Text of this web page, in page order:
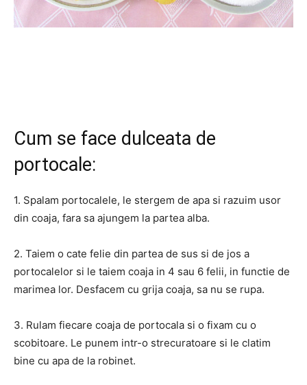
Cum se face dulceata de
portocale:
1. Spalam portocalele, le stergem de apa si razuim usor
din coaja, fara sa ajungem la partea alba.
2. Taiem o cate felie din partea de sus si de jos a
portocalelor si le taiem coaja in 4 sau 6 felii, in functie de
marimea lor. Desfacem cu grija coaja, sa nu se rupa.
3. Rulam fiecare coaja de portocala si o fixam cu o
scobitoare. Le punem intr-o strecuratoare si le clatim
bine cu apa de la robinet.